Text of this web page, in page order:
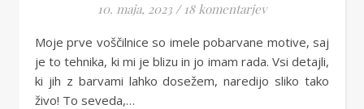
10. maja, 2023 / 18 komentarjev
Moje prve voščilnice so imele pobarvane motive, saj
je to tehnika, ki mi je blizu in jo imam rada. Vsi detajli,
ki jih z barvami lahko dosežem, naredijo sliko tako
živo! To seveda,…